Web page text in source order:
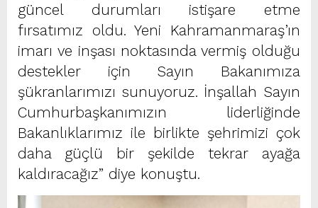
güncel durumları istişare etme
fırsatımız oldu. Yeni Kahramanmaraş’ın
imarı ve inşası noktasında vermiş olduğu
destekler için Sayın Bakanımıza
şükranlarımızı sunuyoruz. İnşallah Sayın
Cumhurbaşkanımızın liderliğinde
Bakanlıklarımız ile birlikte şehrimizi çok
daha güçlü bir şekilde tekrar ayağa
kaldıracağız” diye konuştu.